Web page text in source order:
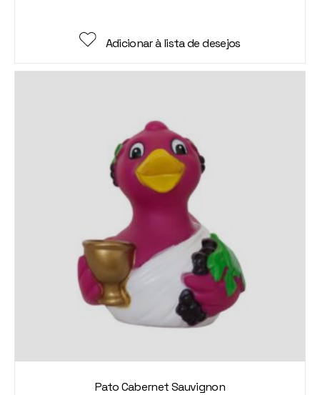
Adicionar à lista de desejos
Pato Cabernet Sauvignon